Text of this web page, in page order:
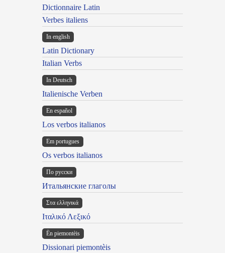
Dictionnaire Latin
Verbes italiens
In english
Latin Dictionary
Italian Verbs
In Deutsch
Italienische Verben
En español
Los verbos italianos
Em portugues
Os verbos italianos
По русски
Итальянские глаголы
Στα ελληνικά
Ιταλικό Λεξικό
Ën piemontèis
Dissionari piemontèis